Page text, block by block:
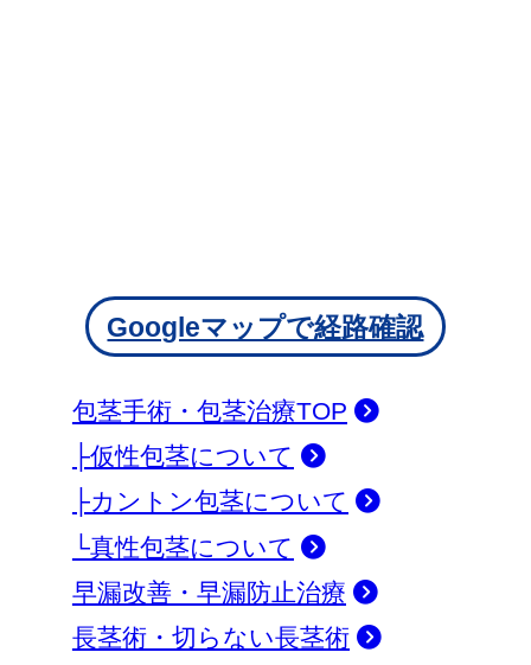
Googleマップで経路確認
包茎手術・包茎治療TOP
├仮性包茎について
├カントン包茎について
└真性包茎について
早漏改善・早漏防止治療
長茎術・切らない長茎術